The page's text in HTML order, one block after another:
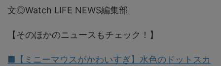
文◎Watch LIFE NEWS編集部
【そのほかのニュースもチェック！】
■【ミニーマウスがかわいすぎ】水色のドットスカ